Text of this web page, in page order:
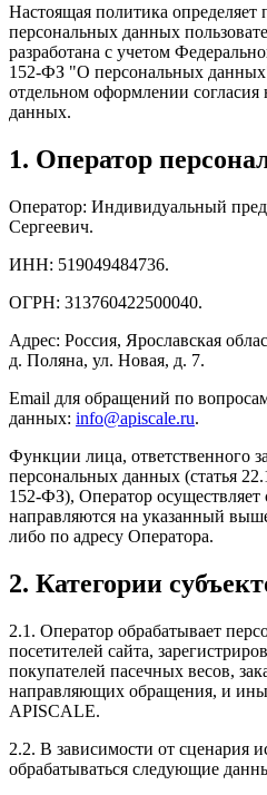
Настоящая политика
персональных данных
разработана с учетом
152-ФЗ "О персональных
отдельном оформлении согласия
данных.
1. Оператор
Оператор: Индивидуальный
Сергеевич.
ИНН: 519049484736.
ОГРН: 313760422500040.
Адрес: Россия, Ярославская
д. Поляна, ул. Новая, д. 7.
Email для обращений по
данных: info@apiscale.ru.
Функции лица, ответственного
персональных данных (статья
152-ФЗ), Оператор
направляются на указанный
либо по адресу Оператора.
2. Категории
2.1. Оператор обрабатывает
посетителей сайта,
покупателей пасечных весов,
направляющих обращения, и
APISCALE.
2.2. В зависимости от сценария
обрабатываться следующие